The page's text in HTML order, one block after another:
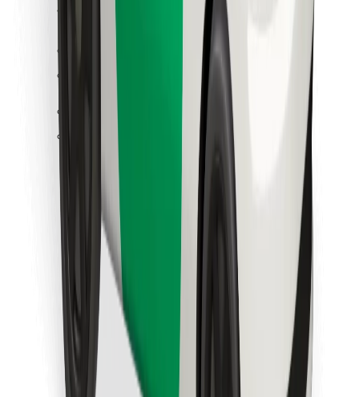
Jízda za pár minut!
Stáhněte si aplikaci Bolt
Objevte své oblíbené jídlo!
Stáhněte si aplikaci Bolt Food